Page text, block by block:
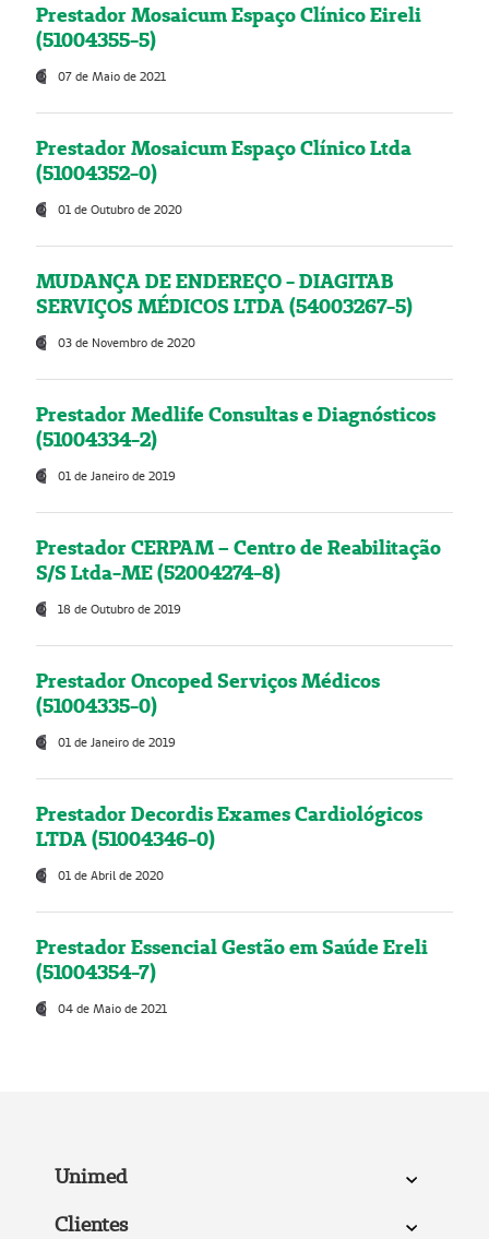
Prestador Mosaicum Espaço Clínico Eireli
(51004355-5)
07 de Maio de 2021
Prestador Mosaicum Espaço Clínico Ltda
(51004352-0)
01 de Outubro de 2020
MUDANÇA DE ENDEREÇO - DIAGITAB
SERVIÇOS MÉDICOS LTDA (54003267-5)
03 de Novembro de 2020
Prestador Medlife Consultas e Diagnósticos
(51004334-2)
01 de Janeiro de 2019
Prestador CERPAM – Centro de Reabilitação
S/S Ltda-ME (52004274-8)
18 de Outubro de 2019
Prestador Oncoped Serviços Médicos
(51004335-0)
01 de Janeiro de 2019
Prestador Decordis Exames Cardiológicos
LTDA (51004346-0)
01 de Abril de 2020
Prestador Essencial Gestão em Saúde Ereli
(51004354-7)
04 de Maio de 2021
Unimed
Clientes